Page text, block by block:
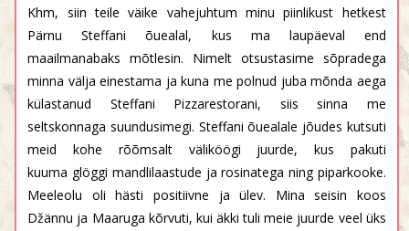
Khm, siin teile väike vahejuhtum minu piinlikust hetkest
Pärnu Steffani õuealal, kus ma laupäeval end
maailmanabaks mõtlesin. Nimelt otsustasime sõpradega
minna välja einestama ja kuna me polnud juba mõnda aega
külastanud Steffani Pizzarestorani, siis sinna me
seltskonnaga suundusimegi. Steffani õuealale jõudes kutsuti
meid kohe rõõmsalt väliköögi juurde, kus pakuti
kuuma glöggi mandlilaastude ja rosinatega ning piparkooke.
Meeleolu oli hästi positiivne ja ülev. Mina seisin koos
Džännu ja Maaruga kõrvuti, kui äkki tuli meie juurde veel üks